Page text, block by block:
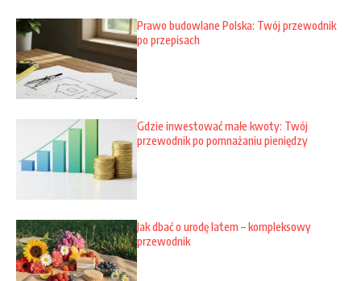
Prawo budowlane Polska: Twój przewodnik
po przepisach
Gdzie inwestować małe kwoty: Twój
przewodnik po pomnażaniu pieniędzy
Jak dbać o urodę latem – kompleksowy
przewodnik